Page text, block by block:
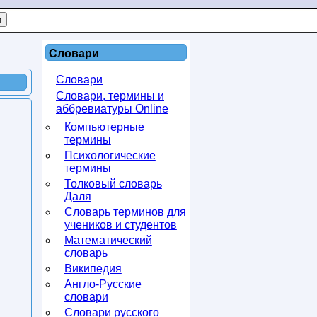
Словари
Словари
Словари, термины и
аббревиатуры Online
Компьютерные
термины
Психологические
термины
Толковый словарь
Даля
Словарь терминов для
учеников и студентов
Математический
словарь
Википедия
Англо-Русские
словари
Словари русского